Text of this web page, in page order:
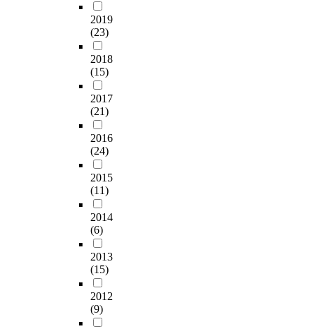
2019
(23)
2018
(15)
2017
(21)
2016
(24)
2015
(11)
2014
(6)
2013
(15)
2012
(9)